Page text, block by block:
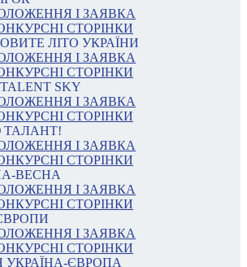
І ЗАЯВКА
СТОРІНКИ
ЛІТО УКРАЇНИ
І ЗАЯВКА
СТОРІНКИ
SKY
І ЗАЯВКА
СТОРІНКИ
І ЗАЯВКА
СТОРІНКИ
ВЕСНА
І ЗАЯВКА
СТОРІНКИ
І ЗАЯВКА
СТОРІНКИ
УКРАЇНА-ЄВРОПА